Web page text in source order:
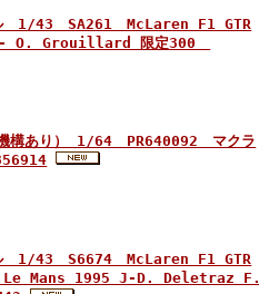
ル 1/43 SA261 McLaren F1 GTR
- O. Grouillard 限定300
機構あり） 1/64 PR640092 マクラ
ル 1/43 S6674 McLaren F1 GTR
Mans 1995 J-D. Deletraz F.